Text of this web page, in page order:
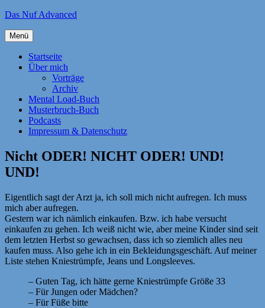
Zum
springen
Das Nuf Advanced
Menü
Startseite
Über mich
Vorträge
Archiv
Mental Load-Buch
Musterbruch-Buch
Podcasts
Impressum & Datenschutz
Nicht ODER! NICHT ODER! UND!
UND!
Eigentlich sagt der Arzt ja, ich soll mich nicht aufregen. Ich muss
mich aber aufregen.
Gestern war ich nämlich einkaufen. Bzw. ich habe versucht
einkaufen zu gehen. Ich weiß nicht wie, aber meine Kinder sind seit
dem letzten Herbst so gewachsen, dass ich so ziemlich alles neu
kaufen muss. Also gehe ich in ein Bekleidungsgeschäft. Auf meiner
Liste stehen Kniestrümpfe, Jeans und Longsleeves.
– Guten Tag, ich hätte gerne Kniestrümpfe Größe 33
– Für Jungen oder Mädchen?
– Für Füße bitte